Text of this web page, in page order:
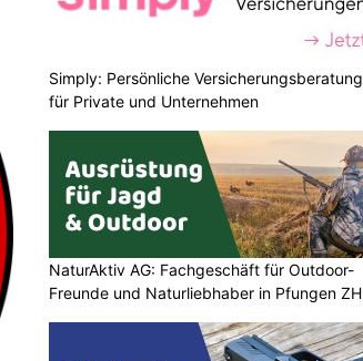
Simply: Persönliche Versicherungsberatung
für Private und Unternehmen
NaturAktiv AG: Fachgeschäft für Outdoor-
Freunde und Naturliebhaber in Pfungen ZH